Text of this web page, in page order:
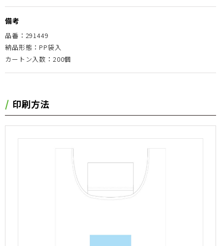
備考
品番：291449
納品形態：PP袋入
カートン入数：200個
印刷方法